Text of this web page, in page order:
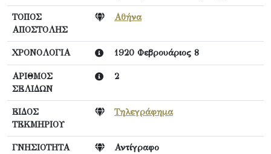
ΤΟΠΟΣ
ΑΠΟΣΤΟΛΗΣ
Αθήνα
ΧΡΟΝΟΛΟΓΙΑ 1920 Φεβρουάριος 8
ΑΡΙΘΜΟΣ
ΣΕΛΙΔΩΝ
2
ΕΙΔΟΣ
ΤΕΚΜΗΡΙΟΥ
Τηλεγράφημα
ΓΝΗΣΙΟΤΗΤΑ
Αντίγραφο